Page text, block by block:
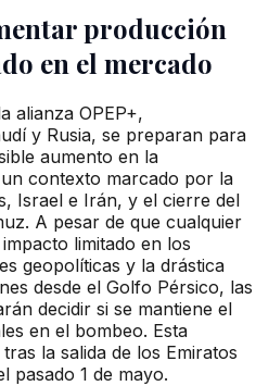
producción
en el mercado
alianza OPEP+,
y Rusia, se preparan para
aumento en la
contexto marcado por la
Israel e Irán, y el cierre del
A pesar de que cualquier
limitado en los
geopolíticas y la drástica
desde el Golfo Pérsico, las
decidir si se mantiene el
en el bombeo. Esta
la salida de los Emiratos
pasado 1 de mayo.